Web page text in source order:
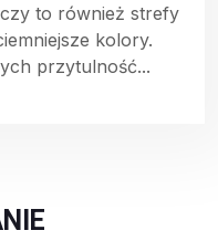
to również strefy
kolory.
przytulność...